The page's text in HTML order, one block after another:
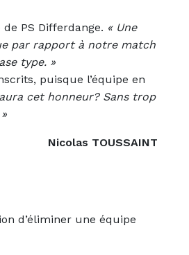
PS Differdange. « Une
par rapport à notre match
type. »
puisque l’équipe en
cet honneur? Sans trop
Nicolas TOUSSAINT
d’éliminer une équipe